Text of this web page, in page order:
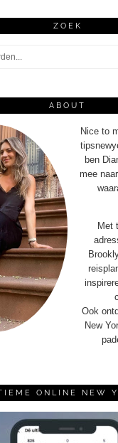
ZOEK
ABOUT
Nice to
ben
mee
Met
Ook
New
ONLINE NEW